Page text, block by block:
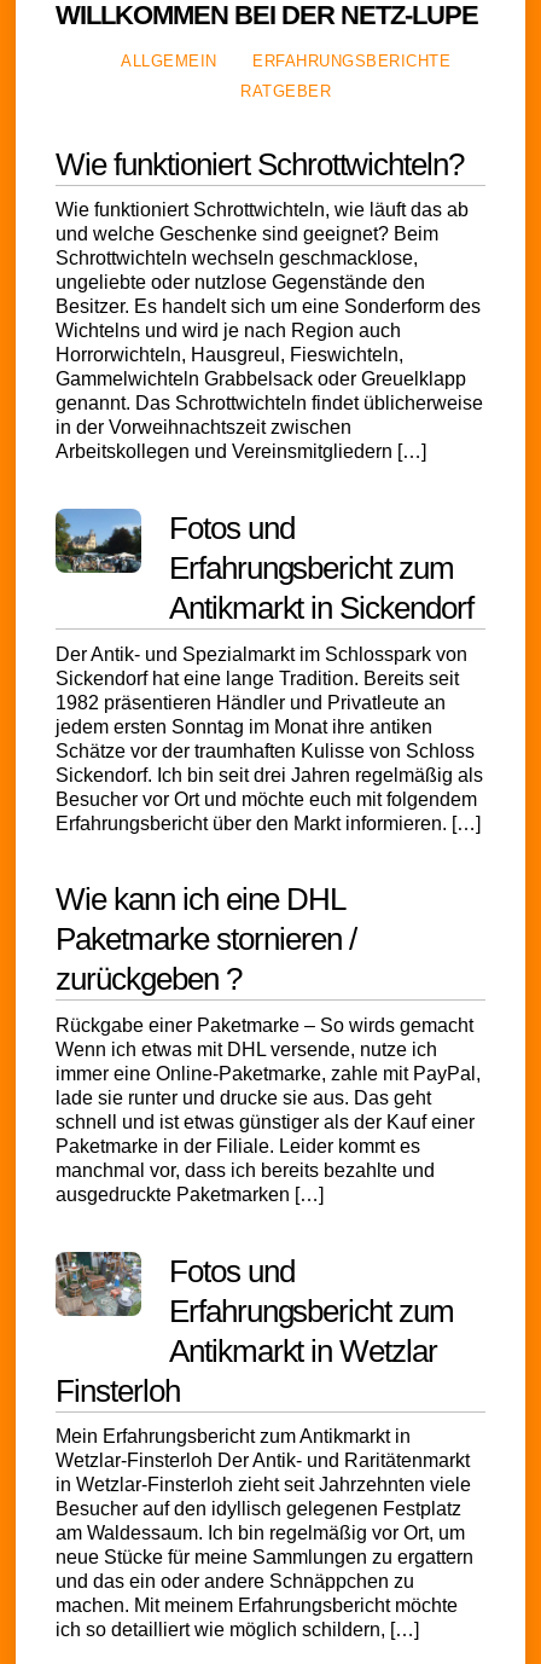
WILLKOMMEN BEI DER NETZ-LUPE
ALLGEMEIN
ERFAHRUNGSBERICHTE
RATGEBER
Wie funktioniert Schrottwichteln?
Wie funktioniert Schrottwichteln, wie läuft das ab
und welche Geschenke sind geeignet? Beim
Schrottwichteln wechseln geschmacklose,
ungeliebte oder nutzlose Gegenstände den
Besitzer. Es handelt sich um eine Sonderform des
Wichtelns und wird je nach Region auch
Horrorwichteln, Hausgreul, Fieswichteln,
Gammelwichteln Grabbelsack oder Greuelklapp
genannt. Das Schrottwichteln findet üblicherweise
in der Vorweihnachtszeit zwischen
Arbeitskollegen und Vereinsmitgliedern […]
Fotos und
Erfahrungsbericht zum
Antikmarkt in Sickendorf
Der Antik- und Spezialmarkt im Schlosspark von
Sickendorf hat eine lange Tradition. Bereits seit
1982 präsentieren Händler und Privatleute an
jedem ersten Sonntag im Monat ihre antiken
Schätze vor der traumhaften Kulisse von Schloss
Sickendorf. Ich bin seit drei Jahren regelmäßig als
Besucher vor Ort und möchte euch mit folgendem
Erfahrungsbericht über den Markt informieren. […]
Wie kann ich eine DHL
Paketmarke stornieren /
zurückgeben ?
Rückgabe einer Paketmarke – So wirds gemacht
Wenn ich etwas mit DHL versende, nutze ich
immer eine Online-Paketmarke, zahle mit PayPal,
lade sie runter und drucke sie aus. Das geht
schnell und ist etwas günstiger als der Kauf einer
Paketmarke in der Filiale. Leider kommt es
manchmal vor, dass ich bereits bezahlte und
ausgedruckte Paketmarken […]
Fotos und
Erfahrungsbericht zum
Antikmarkt in Wetzlar
Finsterloh
Mein Erfahrungsbericht zum Antikmarkt in
Wetzlar-Finsterloh Der Antik- und Raritätenmarkt
in Wetzlar-Finsterloh zieht seit Jahrzehnten viele
Besucher auf den idyllisch gelegenen Festplatz
am Waldessaum. Ich bin regelmäßig vor Ort, um
neue Stücke für meine Sammlungen zu ergattern
und das ein oder andere Schnäppchen zu
machen. Mit meinem Erfahrungsbericht möchte
ich so detailliert wie möglich schildern, […]